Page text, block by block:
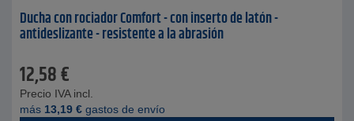
Ducha con rociador Comfort - con inserto de latón -
antideslizante - resistente a la abrasión
12,58€
Precio IVA incl.
más 13,19 € gastos de envío